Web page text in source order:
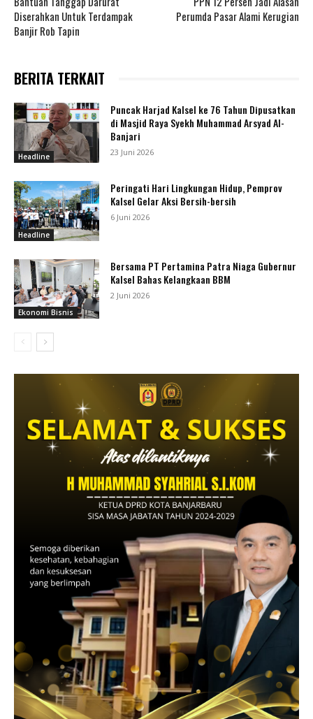
Diserahkan Untuk Terdampak
Banjir Rob Tapin
Perumda Pasar Alami Kerugian
BERITA TERKAIT
Headline
Puncak Harjad Kalsel ke 76 Tahun Dipusatkan
di Masjid Raya Syekh Muhammad Arsyad Al-
Banjari
23 Juni 2026
Headline
Peringati Hari Lingkungan Hidup, Pemprov
Kalsel Gelar Aksi Bersih-bersih
6 Juni 2026
Ekonomi Bisnis
Bersama PT Pertamina Patra Niaga Gubernur
Kalsel Bahas Kelangkaan BBM
2 Juni 2026